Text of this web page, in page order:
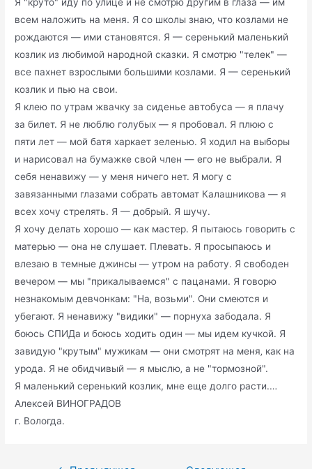
всем наложить на меня. Я со школы знаю‚ что козлами не
рождаются — ими становятся. Я — серенький маленький
козлик из любимой народной сказки. Я смотрю "телек" —
все пахнет взрослыми большими козлами. Я — серенький
козлик и пью на свои.
Я клею по утрам жвачку за сиденье автобуса — я плачу
за билет. Я не люблю голубых — я пробовал. Я плюю с
пяти лет — мой батя харкает зеленью. Я ходил на выборы
и нарисовал на бумажке свой член — его не выбрали. Я
себя ненавижу — у меня ничего нет. Я могу с
завязанными глазами собрать автомат Калашникова — я
всех хочу стрелять. Я — добрый. Я шучу.
Я хочу делать хорошо — как мастер. Я пытаюсь говорить с
матерью — она не слушает. Плевать. Я просыпаюсь и
влезаю в темные джинсы — утром на работу. Я свободен
вечером — мы "прикалываемся" с пацанами. Я говорю
незнакомым девчонкам: "На‚ возьми". Они смеются и
убегают. Я ненавижу "видики" — порнуха забодала. Я
боюсь СПИДа и боюсь ходить один — мы идем кучкой. Я
завидую "крутым" мужикам — они смотрят на меня‚ как на
урода. Я не обидчивый — я мыслю‚ а не "тормозной".
Я маленький серенький козлик, мне еще долго расти.…
Алексей ВИНОГРАДОВ
г. Вологда.
Навигация